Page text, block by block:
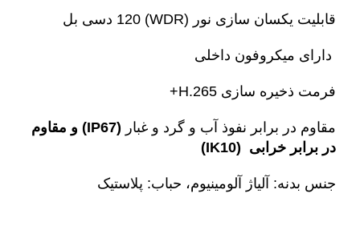
قابلیت یکسان سازی نور (WDR) 120 دسی بل
دارای میکروفون داخلی
فرمت ذخیره سازی H.265+
مقاوم در برابر نفوذ آب و گرد و غبار
(IP67) و مقاوم
در برابر خرابی (IK10)
جنس بدنه: آلیاژ آلومینیوم، حباب: پلاستیک